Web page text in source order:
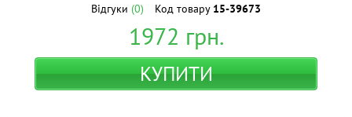
Відгуки (0) Код товару 15-39673
1972 грн.
КУПИТИ